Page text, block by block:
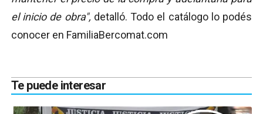
el inicio de obra", detalló. Todo el catálogo lo podés
conocer en FamiliaBercomat.com
Te puede interesar